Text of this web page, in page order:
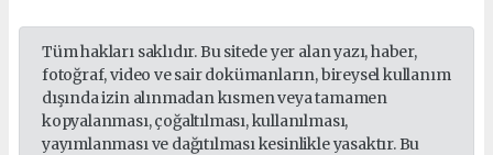
Tüm hakları saklıdır. Bu sitede yer alan yazı, haber,
fotoğraf, video ve sair dokümanların, bireysel kullanım
dışında izin alınmadan kısmen veya tamamen
kopyalanması, çoğaltılması, kullanılması,
yayımlanması ve dağıtılması kesinlikle yasaktır. Bu